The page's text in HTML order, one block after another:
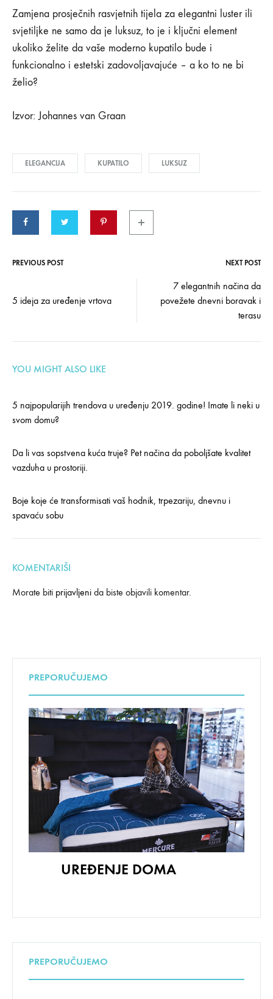
Zamjena prosječnih rasvjetnih tijela za elegantni luster ili
svjetiljke ne samo da je luksuz, to je i ključni element
ukoliko želite da vaše moderno kupatilo bude i
funkcionalno i estetski zadovoljavajuće – a ko to ne bi
želio?
Izvor: Johannes van Graan
ELEGANCIJA KUPATILO LUKSUZ
navigation
PREVIOUS POST NEXT POST
5 ideja za uređenje vrtova
7 elegantnih načina da
povežete dnevni boravak i
terasu
YOU MIGHT ALSO LIKE
5 najpopularijih trendova u uređenju 2019. godine! Imate li neki u
svom domu?
Da li vas sopstvena kuća truje? Pet načina da poboljšate kvalitet
vazduha u prostoriji.
Boje koje će transformisati vaš hodnik, trpezariju, dnevnu i
spavaću sobu
KOMENTARIŠI
Morate biti prijavljeni da biste objavili komentar.
PREPORUČUJEMO
UREĐENJE DOMA
PREPORUČUJEMO